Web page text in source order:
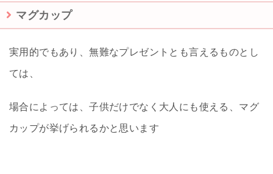
マグカップ
実用的でもあり、無難なプレゼントとも言えるものとし
ては、
場合によっては、子供だけでなく大人にも使える、マグ
カップが挙げられるかと思います